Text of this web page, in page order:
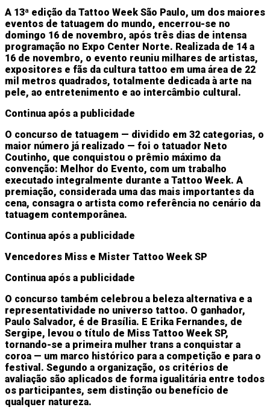
A 13ª edição da Tattoo Week São Paulo, um dos maiores
eventos de tatuagem do mundo, encerrou-se no
domingo 16 de novembro, após três dias de intensa
programação no Expo Center Norte. Realizada de 14 a
16 de novembro, o evento reuniu milhares de artistas,
expositores e fãs da cultura tattoo em uma área de 22
mil metros quadrados, totalmente dedicada à arte na
pele, ao entretenimento e ao intercâmbio cultural.
Continua após a publicidade
O concurso de tatuagem — dividido em 32 categorias, o
maior número já realizado — foi o tatuador Neto
Coutinho, que conquistou o prêmio máximo da
convenção: Melhor do Evento, com um trabalho
executado integralmente durante a Tattoo Week. A
premiação, considerada uma das mais importantes da
cena, consagra o artista como referência no cenário da
tatuagem contemporânea.
Continua após a publicidade
Vencedores Miss e Mister Tattoo Week SP
Continua após a publicidade
O concurso também celebrou a beleza alternativa e a
representatividade no universo tattoo. O ganhador,
Paulo Salvador, é de Brasília. E Erika Fernandes, de
Sergipe, levou o título de Miss Tattoo Week SP,
tornando-se a primeira mulher trans a conquistar a
coroa — um marco histórico para a competição e para o
festival. Segundo a organização, os critérios de
avaliação são aplicados de forma igualitária entre todos
os participantes, sem distinção ou benefício de
qualquer natureza.